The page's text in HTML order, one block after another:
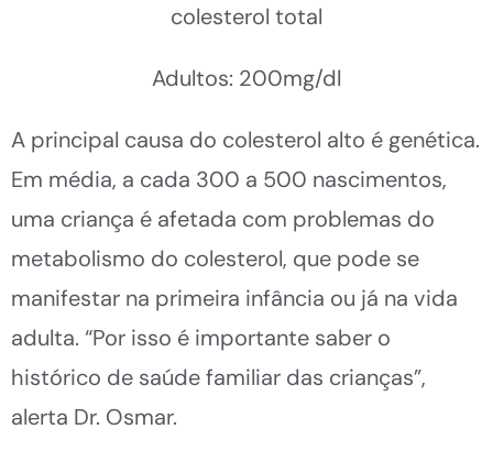
colesterol total
Adultos: 200mg/dl
A principal causa do colesterol alto é genética.
Em média, a cada 300 a 500 nascimentos,
uma criança é afetada com problemas do
metabolismo do colesterol, que pode se
manifestar na primeira infância ou já na vida
adulta. “Por isso é importante saber o
histórico de saúde familiar das crianças”,
alerta Dr. Osmar.